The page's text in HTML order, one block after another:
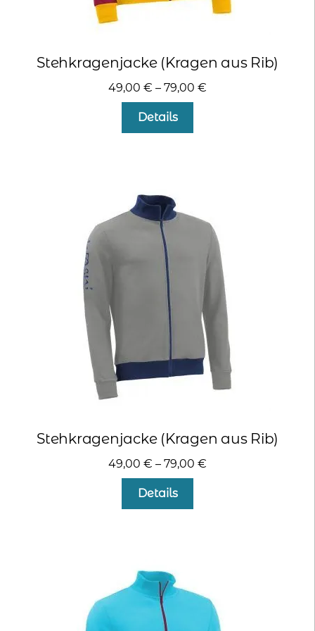
Stehkragenjacke (Kragen aus Rib)
49,00 € – 79,00 €
Details
Optionen
können
auf
der
Produktseite
gewählt
werden
Stehkragenjacke (Kragen aus Rib)
49,00 € – 79,00 €
Details
Optionen
können